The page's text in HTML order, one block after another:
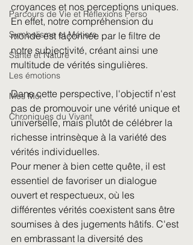
Parcours de Vie et Réflexions Perso
Symbolisme et Métiers
Santé et Nature
Les émotions
Mes Moi
Chroniques du Vivant
croyances et nos perceptions uniques.
En effet, notre compréhension du
monde est façonnée par le filtre de
notre subjectivité, créant ainsi une
multitude de vérités singulières.
Dans cette perspective, l'objectif n'est
pas de promouvoir une vérité unique et
universelle, mais plutôt de célébrer la
richesse intrinsèque à la variété des
vérités individuelles.
Pour mener à bien cette quête, il est
essentiel de favoriser un dialogue
ouvert et respectueux, où les
différentes vérités coexistent sans être
soumises à des jugements hâtifs. C'est
en embrassant la diversité des